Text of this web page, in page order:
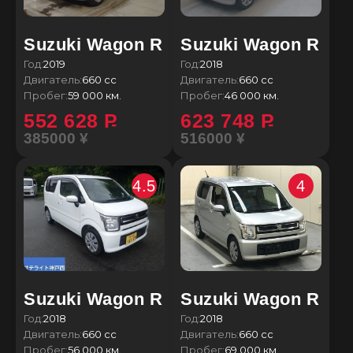
Suzuki Wagon R
Год:2019
Двигатель:660 сс
Пробег:59 000 км.
552 628 P
385000 ¥
Suzuki Wagon R
Год:2018
Двигатель:660 сс
Пробег:46 000 км.
623 748 P
516000 ¥
Suzuki Wagon R
4.5
Год:2018
Двигатель:660 сс
Пробег:56 000 км.
Suzuki Wagon R
4
Год:2018
Двигатель:660 сс
Пробег:69 000 км.